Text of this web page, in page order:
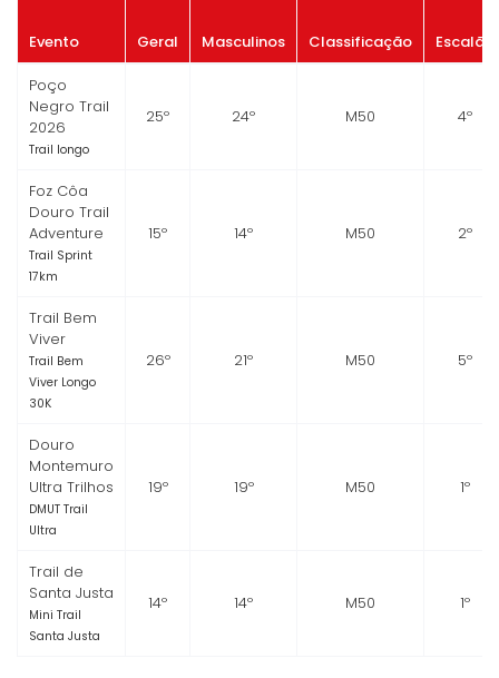
Evento Geral Masculinos Classificação Escalão
Poço
Negro Trail
2026
Trail longo
25º 24º M50 4º
Foz Côa
Douro Trail
Adventure
Trail Sprint
17km
15º 14º M50 2º
Trail Bem
Viver
Trail Bem
Viver Longo
30K
26º 21º M50 5º
Douro
Montemuro
Ultra Trilhos
DMUT Trail
Ultra
19º 19º M50 1º
Trail de
Santa Justa
Mini Trail
Santa Justa
14º 14º M50 1º